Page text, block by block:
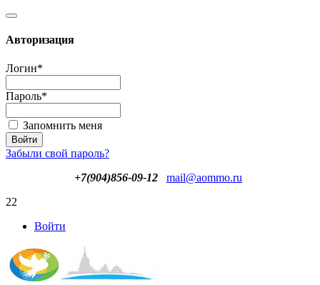
Авторизация
Логин*
Пароль*
Запомнить меня
Забыли свой пароль?
+7(904)856-09-12
mail@aommo.ru
22
Войти